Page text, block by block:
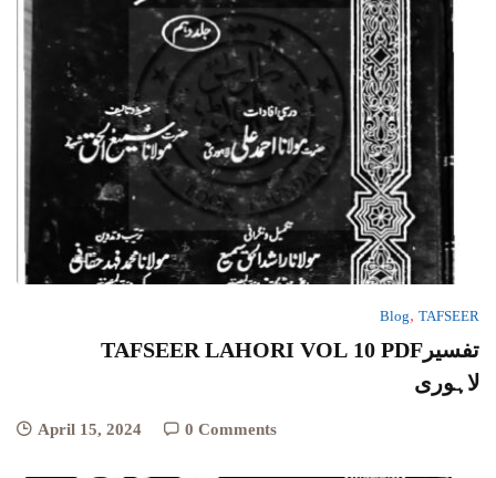
Blog, TAFSEER
TAFSEER LAHORI VOL 10 PDFتفسیر
لاہوری
April 15, 2024 0 Comments